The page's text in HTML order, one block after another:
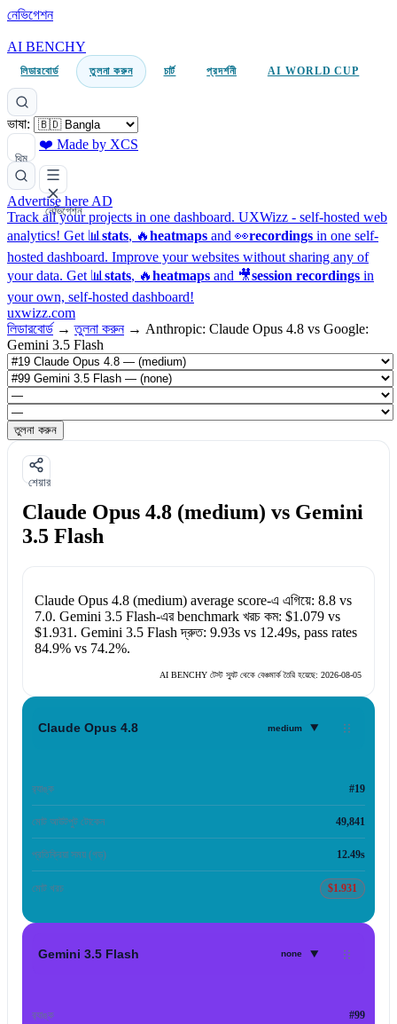
নেভিগেশন
AI BENCHY
লিডারবোর্ড তুলনা করুন চার্ট প্রদর্শনী AI WORLD CUP
ভাষা:
থিম
❤️ Made by XCS
নেভিগেশন
Advertise here AD
Track all your projects in one dashboard. UXWizz - self-hosted web
analytics! Get 📊 stats, 🔥heatmaps and 👀recordings in one self-
hosted dashboard. Improve your websites without sharing any of
your data. Get 📊 stats, 🔥heatmaps and 🎥session recordings in
your own, self-hosted dashboard!
uxwizz.com
লিডারবোর্ড → তুলনা করুন → Anthropic: Claude Opus 4.8 vs Google:
Gemini 3.5 Flash
তুলনা করুন
শেয়ার
Claude Opus 4.8 (medium) vs Gemini
3.5 Flash
Claude Opus 4.8 (medium)average score-এ এগিয়ে: 8.8vs
7.0. Gemini 3.5 Flash-এর benchmark খরচ কম: $1.079vs
$1.931 . Gemini 3.5 Flash দ্রুত: 9.93svs 12.49s, pass rates
84.9%vs 74.2%.
AI BENCHY টেস্ট স্যুট থেকে বেঞ্চমার্ক তৈরি হয়েছে: 2026-08-05
Claude Opus 4.8 medium ▾
র‍্যাঙ্ক #19
মোট আউটপুট টোকেন 49,841
প্রতিক্রিয়া সময় (গড়) 12.49s
মোট খরচ $1.931
Gemini 3.5 Flash none ▾
র‍্যাঙ্ক #99